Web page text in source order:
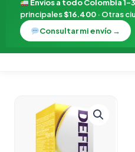
Envíos a todo Colombia
principales$16.400 · Otras
Consultar mi envío →